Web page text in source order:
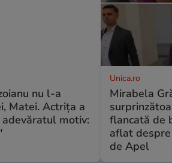
nu l-a
Matei. Actrița a
motiv:
Unica.ro
Mirabela
flancată de
aflat
de Apel